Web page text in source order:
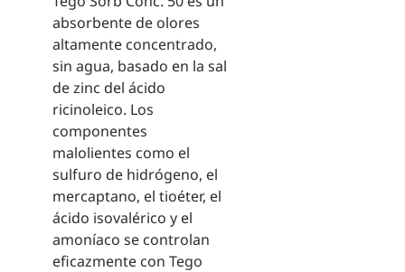
absorbente de olores
altamente concentrado,
sin agua, basado en la sal
de zinc del ácido
ricinoleico. Los
componentes
malolientes como el
sulfuro de hidrógeno, el
mercaptano, el tioéter, el
ácido isovalérico y el
amoníaco se controlan
eficazmente con Tego